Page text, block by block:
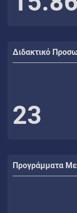
Διδακτικό
23
Προγράμματα